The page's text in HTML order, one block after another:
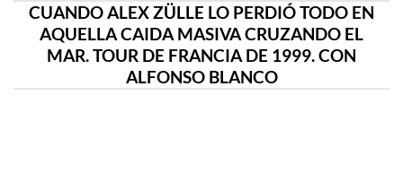
CUANDO ALEX ZÜLLE LO PERDIÓ TODO EN
AQUELLA CAIDA MASIVA CRUZANDO EL
MAR. TOUR DE FRANCIA DE 1999. CON
ALFONSO BLANCO